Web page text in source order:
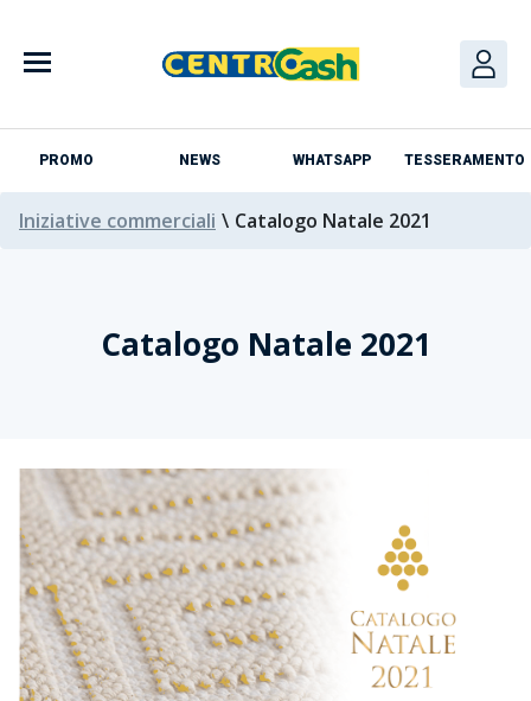
PROMO NEWS WHATSAPP TESSERAMENTO
Iniziative commerciali \ Catalogo Natale 2021
Catalogo Natale 2021